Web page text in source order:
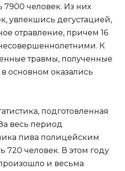
человек. Из них
увлекшись дегустацией,
отравление, причем 16
К
травмы, полученные
основном оказались
подготовленная
весь период
пива полицейским
720 человек. В этом году
и весьма